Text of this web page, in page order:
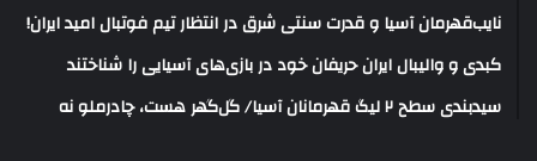
نایب‌قهرمان آسیا و قدرت سنتی شرق در انتظار تیم فوتبال امید ایران!
کبدی و والیبال ایران حریفان خود در بازی‌های آسیایی را شناختند
سیدبندی سطح ۲ لیگ قهرمانان آسیا/ گل‌گهر هست، چادرملو نه